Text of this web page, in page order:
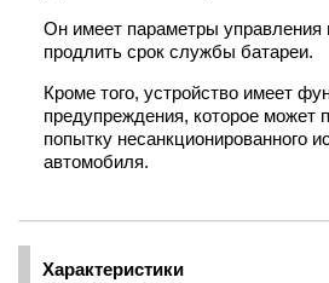
Характеристики
Он имеет параметры управления
продлить срок службы батареи.
Кроме того, устройство имеет
предупреждения, которое может
попытку несанкционированного
автомобиля.